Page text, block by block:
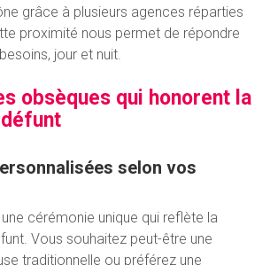
grâce à plusieurs agences réparties
proximité nous permet de répondre
jour et nuit.
obsèques qui honorent la
selon vos
cérémonie unique qui reflète la
Vous souhaitez peut-être une
traditionnelle ou préférez une